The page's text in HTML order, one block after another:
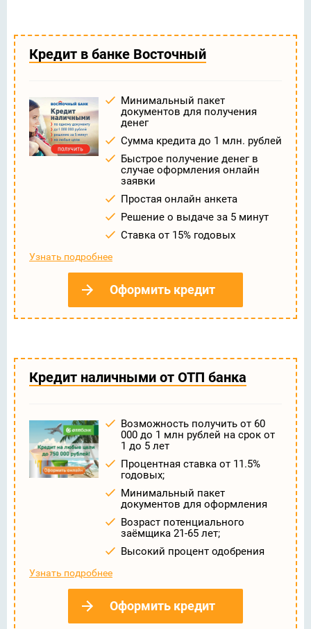
Кредит в банке Восточный
Минимальный пакет
документов для получения
денег
Сумма кредита до 1 млн. рублей
Быстрое получение денег в
случае оформления онлайн
заявки
Простая онлайн анкета
Решение о выдаче за 5 минут
Ставка от 15% годовых
Узнать подробнее
Оформить кредит
Кредит наличными от ОТП банка
Возможность получить от 60
000 до 1 млн рублей на срок от
1 до 5 лет
Процентная ставка от 11.5%
годовых;
Минимальный пакет
документов для оформления
Возраст потенциального
заёмщика 21-65 лет;
Высокий процент одобрения
Узнать подробнее
Оформить кредит